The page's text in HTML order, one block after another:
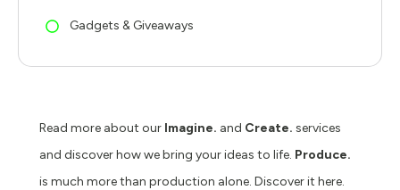
Gadgets & Giveaways
Read more about our Imagine. and Create. services
and discover how we bring your ideas to life. Produce.
is much more than production alone. Discover it here.